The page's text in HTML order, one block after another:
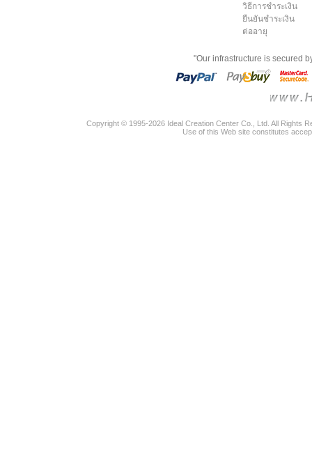
วิธีการชำระเงิน
ยืนยันชำระเงิน
ต่ออายุ
"Our infrastructure is secured
Copyright © 1995-2026 Ideal Creation Center Co., Ltd. All Rights
Use of this Web site constitutes